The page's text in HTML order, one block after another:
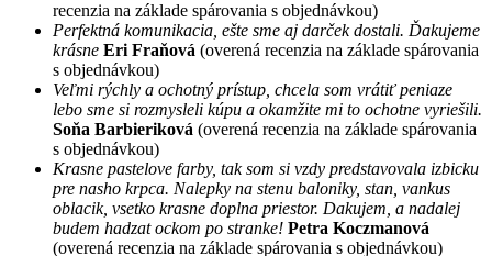
recenzia na základe spárovania s objednávkou)
Perfektná komunikacia, ešte sme aj darček dostali. Ďakujeme
krásne Eri Fraňová (overená recenzia na základe spárovania
s objednávkou)
Veľmi rýchly a ochotný prístup, chcela som vrátiť peniaze
lebo sme si rozmysleli kúpu a okamžite mi to ochotne vyriešili.
Soňa Barbieriková (overená recenzia na základe spárovania
s objednávkou)
Krasne pastelove farby, tak som si vzdy predstavovala izbicku
pre nasho krpca. Nalepky na stenu baloniky, stan, vankus
oblacik, vsetko krasne doplna priestor. Dakujem, a nadalej
budem hadzat ockom po stranke! Petra Koczmanová
(overená recenzia na základe spárovania s objednávkou)